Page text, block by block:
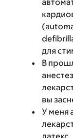
для
В
вы
У меня